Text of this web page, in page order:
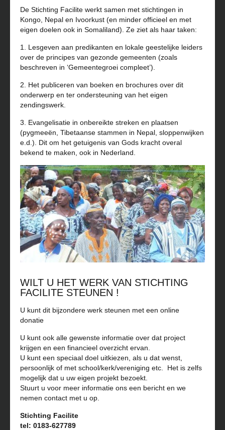
De Stichting Facilite werkt samen met stichtingen in
Kongo, Nepal en Ivoorkust (en minder officieel en met
eigen doelen ook in Somaliland). Ze ziet als haar taken:
1. Lesgeven aan predikanten en lokale geestelijke leiders
over de principes van gezonde gemeenten (zoals
beschreven in ‘Gemeentegroei compleet’).
2. Het publiceren van boeken en brochures over dit
onderwerp en ter ondersteuning van het eigen
zendingswerk.
3. Evangelisatie in onbereikte streken en plaatsen
(pygmeeën, Tibetaanse stammen in Nepal, sloppenwijken
e.d.). Dit om het getuigenis van Gods kracht overal
bekend te maken, ook in Nederland.
WILT U HET WERK VAN STICHTING
FACILITE STEUNEN !
U kunt dit bijzondere werk steunen met een online
donatie
U kunt ook alle gewenste informatie over dat project
krijgen en een financieel overzicht ervan.
U kunt een speciaal doel uitkiezen, als u dat wenst,
persoonlijk of met school/kerk/vereniging etc. Het is zelfs
mogelijk dat u uw eigen projekt bezoekt.
Stuurt u voor meer informatie ons een bericht en we
nemen contact met u op.
Stichting Facilite
tel: 0183-627789